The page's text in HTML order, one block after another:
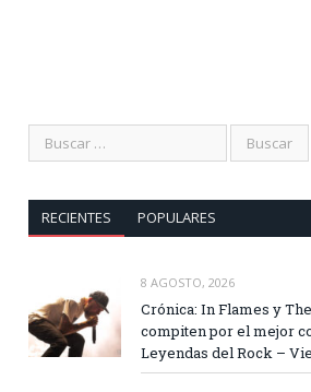
RECIENTES POPULARES
8 AGOSTO, 2026
Crónica: In Flames y
compiten por el mejor
Leyendas del Rock –